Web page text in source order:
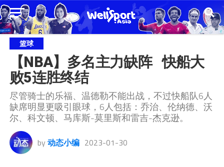
篮球
【NBA】多名主力缺阵   快船大
败5连胜终结
尽管骑士的乐福、温德勒不能出战，不过快船队6人
缺席明显更吸引眼球，6人包括：乔治、伦纳德、沃
尔、科文顿、马库斯-莫里斯和雷吉-杰克逊。
by 动态小编 2023-01-30